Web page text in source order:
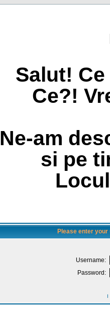
Salut!
Ce?!
Ne-am
si pe
Please enter
Username:
Password:
I